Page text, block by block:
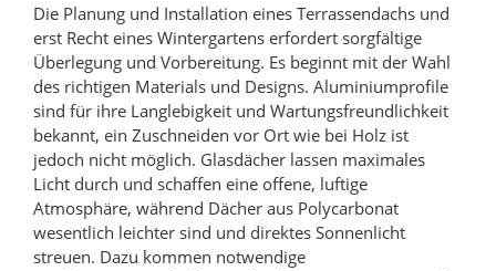
Die Planung und Installation eines Terrassendachs und
erst Recht eines Wintergartens erfordert sorgfältige
Überlegung und Vorbereitung. Es beginnt mit der Wahl
des richtigen Materials und Designs. Aluminiumprofile
sind für ihre Langlebigkeit und Wartungsfreundlichkeit
bekannt, ein Zuschneiden vor Ort wie bei Holz ist
jedoch nicht möglich. Glasdächer lassen maximales
Licht durch und schaffen eine offene, luftige
Atmosphäre, während Dächer aus Polycarbonat
wesentlich leichter sind und direktes Sonnenlicht
streuen. Dazu kommen notwendige